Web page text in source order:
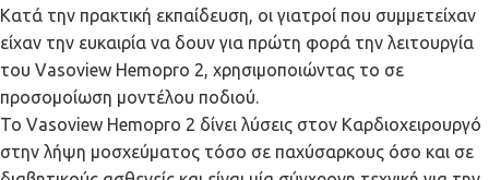
Κατά την πρακτική εκπαίδευση, οι γιατροί που συμμετείχαν
είχαν την ευκαιρία να δουν για πρώτη φορά την λειτουργία
του Vasoview Hemopro 2, χρησιμοποιώντας το σε
προσομοίωση μοντέλου ποδιού.
Το Vasoview Hemopro 2 δίνει λύσεις στον Καρδιοχειρουργό
στην λήψη μοσχεύματος τόσο σε παχύσαρκους όσο και σε